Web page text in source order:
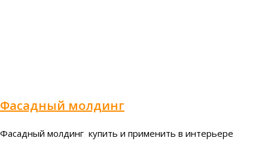
Фасадный молдинг
Фасадный молдинг купить и применить в интерьере